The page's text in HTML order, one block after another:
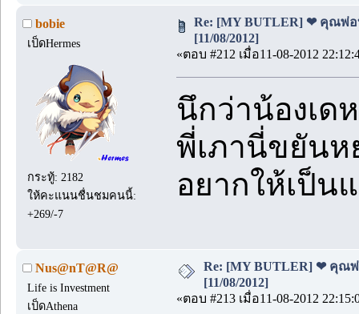
bobie
เป็ดHermes
กระทู้: 2182
ให้คะแนนชื่นชมคนนี้:
+269/-7
Re: [MY BUTLER] ❤ คุณพ่อ
[11/08/2012]
«ตอบ #212 เมื่อ11-08-2012
นึกว่าน้องเด
พี่เภานี่ขยันห
อยากให้เป็น
Nus@nT@R@
Life is Investment
เป็ดAthena
Re: [MY BUTLER] ❤ คุณพ่
[11/08/2012]
«ตอบ #213 เมื่อ11-08-2012